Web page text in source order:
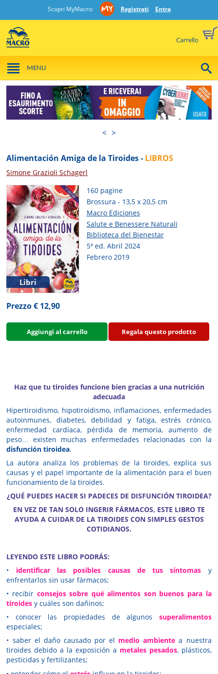
Scopri MyMacro: Registrati Entra
Carrello
MENU
< >
Alimentación Amiga de la Tiroides - LIBROS
Simone Grazioli Schagerl
Libri
160 pagine
Brossura - 13,5 x 20,5 cm
Macro Ediciones
Salute e Benessere Naturali
Biblioteca del Bienestar
5ª ed. Abril 2024
Febrero 2019
Prezzo € 12,90
Aggiungi al carrello Regala questo prodotto
Haz que tu tiroides funcione bien gracias a una nutrición
adecuada
Hipertiroidismo, hipotiroidismo, inflamaciones, enfermedades
autoinmunes, diabetes, debilidad y fatiga, estrés crónico,
enfermedad cardíaca, pérdida de memoria, aumento de
peso… existen muchas enfermedades relacionadas con la
disfunción tiroidea.
La autora analiza los problemas de la tiroides, explica sus
causas y el papel importante de la alimentación para el buen
funcionamiento de la tiroides.
¿QUÉ PUEDES HACER SI PADECES DE DISFUNCIÓN TIROIDEA?
EN VEZ DE TAN SOLO INGERIR FÁRMACOS, ESTE LIBRO TE
AYUDA A CUIDAR DE LA TIROIDES CON SIMPLES GESTOS
COTIDIANOS.
LEYENDO ESTE LIBRO PODRÁS:
• identificar las posibles causas de tus síntomas y
enfrentarlos sin usar fármacos;
• recibir consejos sobre qué alimentos son buenos para la
tiroides y cuáles son dañinos;
• conocer las propiedades de algunos superalimentos
especiales;
• saber el daño causado por el medio ambiente a nuestra
tiroides debido a la exposición a metales pesados, plásticos,
pesticidas y fertilizantes;